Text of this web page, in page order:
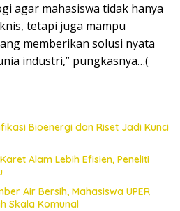
agar mahasiswa tidak hanya
tetapi juga mampu
memberikan solusi nyata
industri,” pungkasnya…(
Bioenergi dan Riset Jadi Kunci
Alam Lebih Efisien, Peneliti
Air Bersih, Mahasiswa UPER
Skala Komunal